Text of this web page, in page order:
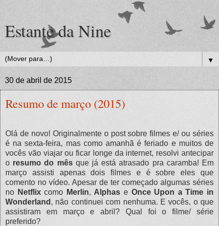
Estante da Nine
▼
30 de abril de 2015
Resumo de março (2015)
Olá de novo! Originalmente o post sobre filmes e/ ou séries
é na sexta-feira, mas como amanhã é feriado e muitos de
vocês vão viajar ou ficar longe da internet, resolvi antecipar
o resumo do mêsque já está atrasado pra caramba! Em
março assisti apenas dois filmes e é sobre eles que
comento no vídeo. Apesar de ter começado algumas séries
no Netflixcomo Merlin, Alphas e Once Upon a Time in
Wonderland , não continuei com nenhuma. E vocês, o que
assistiram em março e abril? Qual foi o filme/ série
preferido?